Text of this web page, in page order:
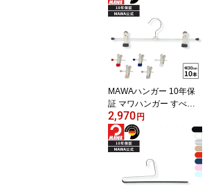
ズ 上着用 上着 コート ジ
ャケット 型崩れ防止 跡
がつかない おしゃれ ス
ーツ アウター ドイツ 公
式ブランドストア 42cm
MAWAハンガー 10年保
証 マワハンガー すべら
ないハンガー クリップハ
ンガー K30D 10本セット
スカートハンガー パンツ
ハンガー ボトムハンガー
スチール レディス メン
ズ おしゃれ ドイツ 30cm
2,970 円